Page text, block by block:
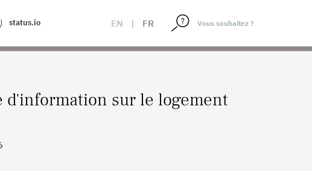
status.io EN | FR
d'information sur le logement